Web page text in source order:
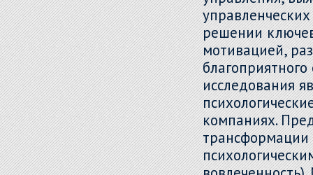
решении
мотивацией,
исследования
компаниях.
трансформации